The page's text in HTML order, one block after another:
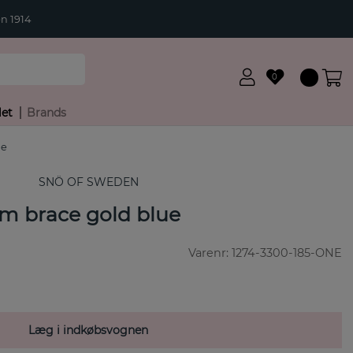
1914
0
Brands
SNÖ OF SWEDEN
brace gold blue
Varenr: 1274-3300-185-ONE
Læg i indkøbsvognen